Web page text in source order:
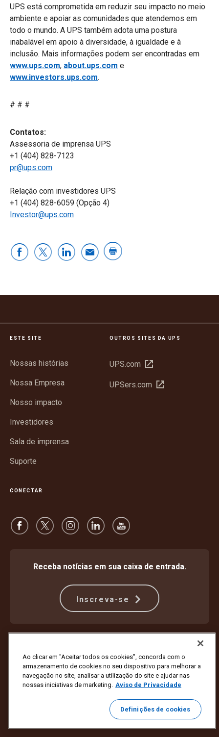
UPS está comprometida em reduzir seu impacto no meio
ambiente e apoiar as comunidades que atendemos em
todo o mundo. A UPS também adota uma postura
inabalável em apoio à diversidade, à igualdade e à
inclusão. Mais informações podem ser encontradas em
www.ups.com, about.ups.com e
www.investors.ups.com.
# # #
Contatos:
Assessoria de imprensa UPS
+1 (404) 828-7123
pr@ups.com
Relação com investidores UPS
+1 (404) 828-6059 (Opção 4)
Investor@ups.com
ESTE SITE
Nossas histórias
Nossa Empresa
Nosso impacto
Investidores
Sala de imprensa
Suporte
OUTROS SITES DA UPS
UPS.com Abrir
nova
UPSers.com Abrir
CONECTAR
Receba notícias em sua caixa de entrada.
Inscreva-se
Configurações de cookies
Copyright © 1994 - 2026 United Parcel Service of America, Inc. Todos
os direitos reservados. Não deseja mais receber atualizações por e-
Cancele a inscrição aqui
para atualizar todas as outras preferências de e-mail ou
para deixar de receber e-mails de marketing da UPS.
Ao clicar em "Aceitar todos os cookies", concorda com o
armazenamento de cookies no seu dispositivo para melhorar a
navegação no site, analisar a utilização do site e ajudar nas
nossas iniciativas de marketing. Aviso de Privacidade
Definições de cookies